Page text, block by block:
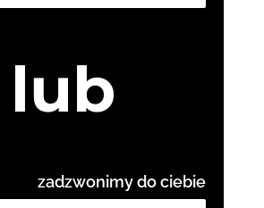
lub
zadzwonimy do ciebie